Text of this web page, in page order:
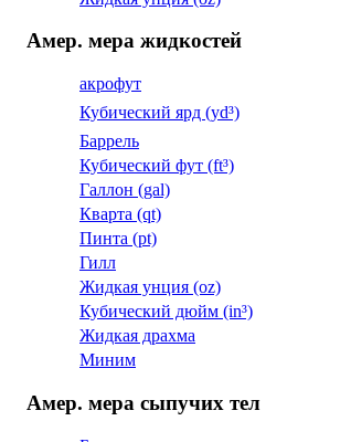
Амер. мера жидкостей
акрофут
Кубический ярд (yd³)
Баррель
Кубический фут (ft³)
Галлон (gal)
Кварта (qt)
Пинта (pt)
Гилл
Жидкая унция (oz)
Кубический дюйм (in³)
Жидкая драхма
Миним
Амер. мера сыпучих тел